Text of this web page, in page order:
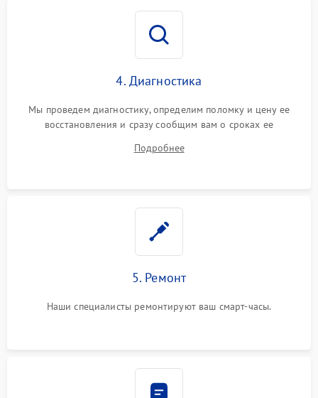
4. Диагностика
Мы проведем диагностику, определим поломку и цену ее
восстановления и сразу сообщим вам о сроках ее
Подробнее
5. Ремонт
Наши специалисты ремонтируют ваш смарт-часы.